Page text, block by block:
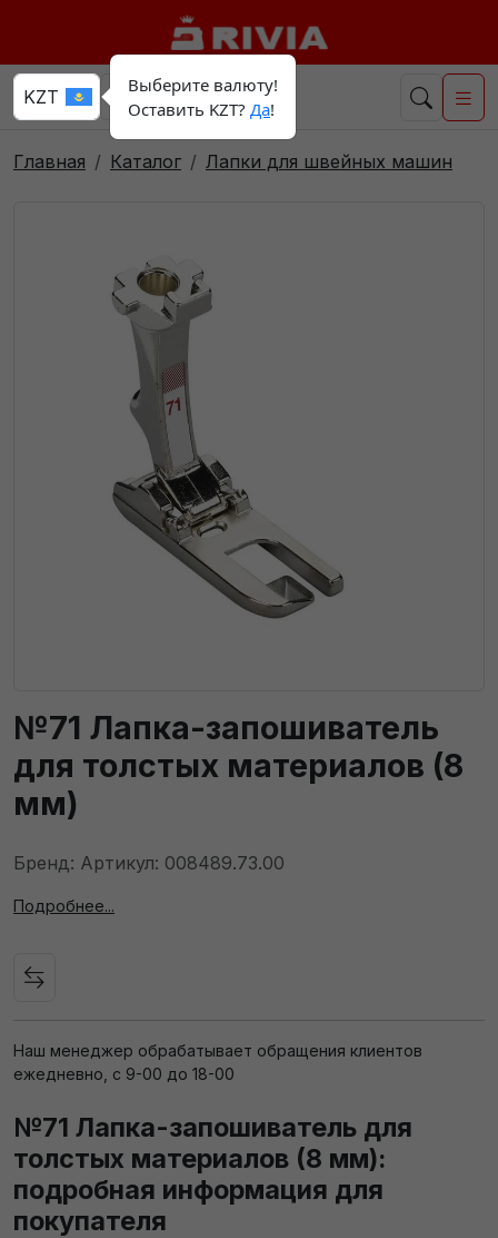
Главная Каталог Лапки для швейных машин
№71 Лапка-запошиватель
для толстых материалов (8
мм)
Бренд: Артикул: 008489.73.00
Подробнее...
Наш менеджер обрабатывает обращения клиентов
ежедневно, с 9-00 до 18-00
№71 Лапка-запошиватель для
толстых материалов (8 мм):
подробная информация для
покупателя
Выберите валюту!
Оставить KZT? Да!